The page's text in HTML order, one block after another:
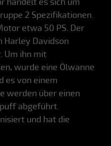
2 Spezifikationen.
etwa 50 PS. Der
Harley Davidson
Um ihn mit
wurde eine Ölwanne
es von einem
werden über einen
abgeführt.
und hat die